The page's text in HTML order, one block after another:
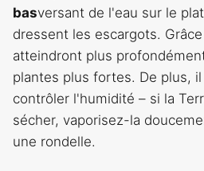
basversant de l'eau sur le
dressent les escargots.
atteindront plus
plantes plus fortes. De plus,
contrôler l'humidité – si la
sécher, vaporisez-la
une rondelle.